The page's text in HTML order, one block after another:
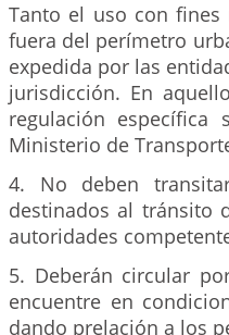
Tanto el uso con
fuera del perímetro
expedida por las
jurisdicción. En
regulación
Ministerio de
4. No deben
destinados al tránsito
autoridades
5. Deberán circular
encuentre en
dando prelación a los